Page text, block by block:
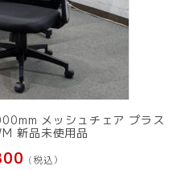
メッシュチェア プラス
新品未使用品
(税込）